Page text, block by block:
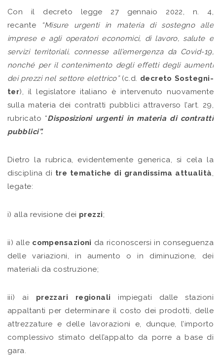
Con il decreto legge 27 gennaio 2022, n. 4,
recante
“Misure urgenti in materia di sostegno alle
imprese e agli operatori economici, di lavoro, salute e
servizi territoriali, connesse all’emergenza da Covid-19,
nonché per il contenimento degli effetti degli aumenti
dei prezzi nel settore elettrico”(c.d. decreto Sostegni-
ter), il legislatore italiano è intervenuto nuovamente
sulla materia dei contratti pubblici attraverso l’art. 29,
rubricato “Disposizioni urgenti in materia di contratti
pubblici”.
Dietro la rubrica, evidentemente generica, si cela la
disciplina di tre tematiche di grandissima attualità,
legate:
i) alla revisione dei prezzi;
ii) alle compensazioni da riconoscersi in conseguenza
delle variazioni, in aumento o in diminuzione, dei
materiali da costruzione;
iii) ai prezzari regionali impiegati dalle stazioni
appaltanti per determinare il costo dei prodotti, delle
attrezzature e delle lavorazioni e, dunque, l’importo
complessivo stimato dell’appalto da porre a base di
gara.